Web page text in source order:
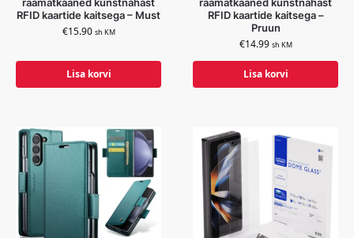
RFID kaartide kaitsega – Must
€15.90 sh KM
Lisa korvi
RFID kaartide kaitsega –
Pruun
€14.99 sh KM
Lisa korvi